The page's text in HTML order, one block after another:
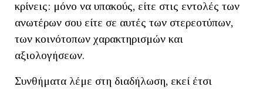
κρίνεις: μόνο να υπακούς, είτε στις εντολές των
ανωτέρων σου είτε σε αυτές των στερεοτύπων,
των κοινότοπων χαρακτηρισμών και
αξιολογήσεων.
Συνθήματα λέμε στη διαδήλωση, εκεί έτσι